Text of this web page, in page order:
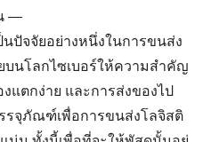
นปัจจัยอย่างหนึ่งในการขนส่ง
บนโลกไซเบอร์ให้ความสำคัญ
งแตกง่าย และการส่งของไป
รจุภัณฑ์เพื่อการขนส่งโลจิสติ